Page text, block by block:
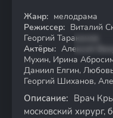
HDTVRip
Жанр: мелодрама
Режиссер: Виталий
Георгий Тараканов
Актёры: Алексей
Мухин, Ирина
Даниил Елгин,
Георгий Шиханов,
Описание: Врач
московский хирург,